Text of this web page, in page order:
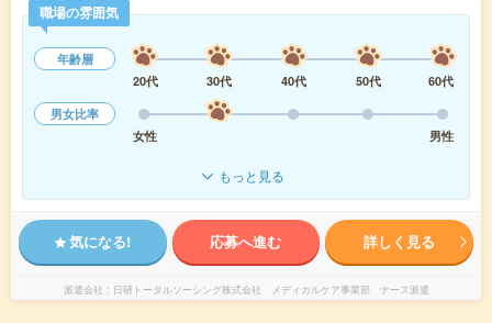
職場の雰囲気
年齢層
20代
30代 40代 50代
60代
男女比率
女性
男性
もっと見る
気になる! 応募へ進む 詳しく見る
派遣会社 日研トータルソーシング株式会社 メディカルケア事業部 ナース派遣